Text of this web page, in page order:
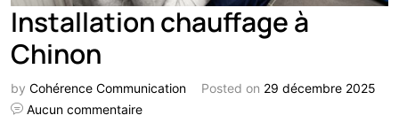
Installation chauffage à
Chinon
by Cohérence Communication Posted on 29 décembre 2025
Aucun commentaire